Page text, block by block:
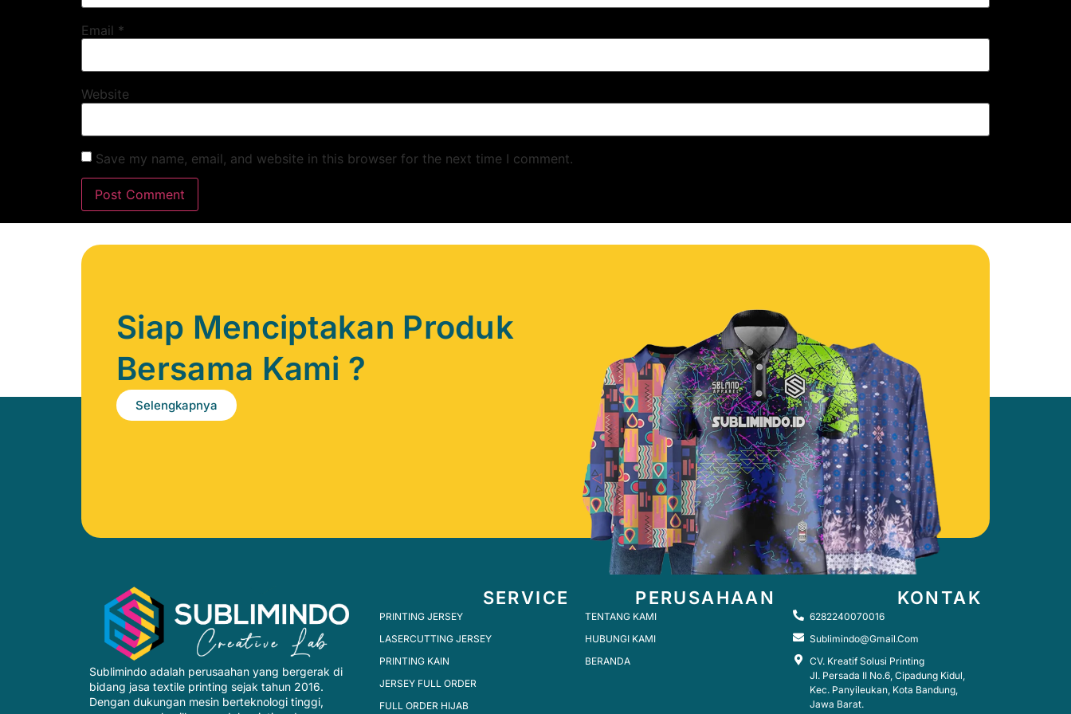
Email *
Website
Save my name, email, and website in this browser for the next time I comment.
Siap Menciptakan Produk
Bersama Kami ?
Selengkapnya
Sublimindo adalah perusaahan yang bergerak di
bidang jasa textile printing sejak tahun 2016.
Dengan dukungan mesin berteknologi tinggi,
SERVICE
PRINTING JERSEY
LASERCUTTING JERSEY
PRINTING KAIN
JERSEY FULL ORDER
FULL ORDER HIJAB
PERUSAHAAN
TENTANG KAMI
HUBUNGI KAMI
BERANDA
KONTAK
6282240070016
Sublimindo@gmail.com
CV. Kreatif Solusi Printing
Jl. Persada II No.6, Cipadung Kidul,
Kec. Panyileukan, Kota Bandung,
Jawa Barat.